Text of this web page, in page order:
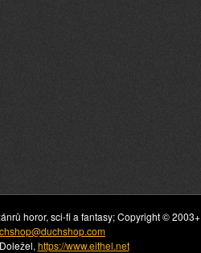
horor, sci-fi a fantasy; Copyright ©
https://www.eithel.net